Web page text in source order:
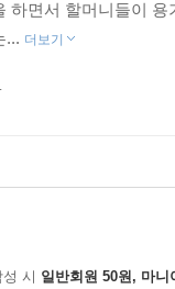
하면서 할머니들이
... 더보기
시 일반회원 50원, 마니